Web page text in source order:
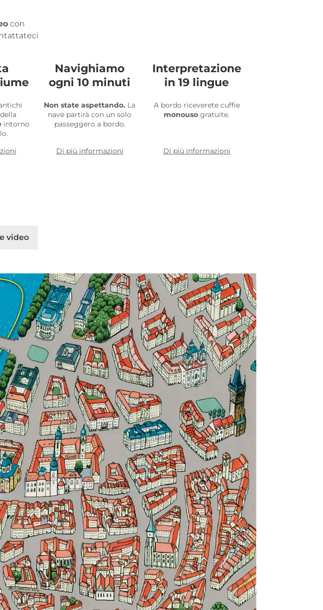
con
intorno
Navighiamo
ogni 10 minuti
Non state aspettando. La
nave partirà con un solo
passeggero a bordo.
Di più informazioni
Interpretazione
in 19 lingue
A bordo riceverete cuffie
monouso gratuite.
Di più informazioni
video